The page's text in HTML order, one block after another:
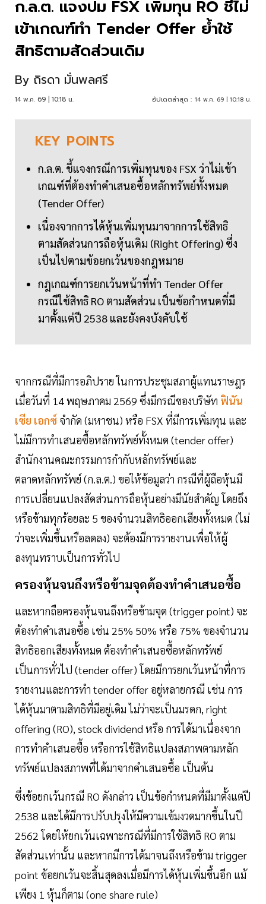
ก.ล.ต. แจงปม FSX เพิ่มทุน RO ชี้ไม่
เข้าเกณฑ์ทำ Tender Offer ย้ำใช้
สิทธิตามสัดส่วนเดิม
By ถิรดา มั่นพลศรี
14 พ.ค. 69 | 10:18 น. อัปเดตล่าสุด : 14 พ.ค. 69 | 10:18 น.
KEY POINTS
ก.ล.ต. ชี้แจงกรณีการเพิ่มทุนของ FSX ว่าไม่เข้า
เกณฑ์ที่ต้องทำคำเสนอซื้อหลักทรัพย์ทั้งหมด
(Tender Offer)
เนื่องจากการได้หุ้นเพิ่มทุนมาจากการใช้สิทธิ
ตามสัดส่วนการถือหุ้นเดิม (Right Offering) ซึ่ง
เป็นไปตามข้อยกเว้นของกฎหมาย
กฎเกณฑ์การยกเว้นหน้าที่ทำ Tender Offer
กรณีใช้สิทธิ RO ตามสัดส่วน เป็นข้อกำหนดที่มี
มาตั้งแต่ปี 2538 และยังคงบังคับใช้
จากกรณีที่มีการอภิปราย ในการประชุมสภาผู้แทนราษฎร
เมื่อวันที่ 14 พฤษภาคม 2569 ซึ่งมีกรณีของบริษัท ฟินัน
เซีย เอกซ์ จำกัด (มหาชน) หรือ FSX ที่มีการเพิ่มทุน และ
ไม่มีการทำเสนอซื้อหลักทรัพย์ทั้งหมด (tender offer)
สำนักงานคณะกรรมการกำกับหลักทรัพย์และ
ตลาดหลักทรัพย์ (ก.ล.ต.) ขอให้ข้อมูลว่า กรณีที่ผู้ถือหุ้นมี
การเปลี่ยนแปลงสัดส่วนการถือหุ้นอย่างมีนัยสำคัญ โดยถึง
หรือข้ามทุกร้อยละ 5 ของจำนวนสิทธิออกเสียงทั้งหมด (ไม่
ว่าจะเพิ่มขึ้นหรือลดลง) จะต้องมีการรายงานเพื่อให้ผู้
ลงทุนทราบเป็นการทั่วไป
ครองหุ้นจนถึงหรือข้ามจุดต้องทำคำเสนอซื้อ
และหากถือครองหุ้นจนถึงหรือข้ามจุด (trigger point) จะ
ต้องทำคำเสนอซื้อ เช่น 25% 50% หรือ 75% ของจำนวน
สิทธิออกเสียงทั้งหมด ต้องทำคำเสนอซื้อหลักทรัพย์
เป็นการทั่วไป (tender offer) โดยมีการยกเว้นหน้าที่การ
รายงานและการทำ tender offer อยู่หลายกรณี เช่น การ
ได้หุ้นมาตามสิทธิที่มีอยู่เดิม ไม่ว่าจะเป็นมรดก, right
offering (RO), stock dividend หรือ การได้มาเนื่องจาก
การทำคำเสนอซื้อ หรือการใช้สิทธิแปลงสภาพตามหลัก
ทรัพย์แปลงสภาพที่ได้มาจากคำเสนอซื้อ เป็นต้น
ซึ่งข้อยกเว้นกรณี RO ดังกล่าว เป็นข้อกำหนดที่มีมาตั้งแต่ปี
2538 และได้มีการปรับปรุงให้มีความเข้มงวดมากขึ้นในปี
2562 โดยให้ยกเว้นเฉพาะกรณีที่มีการใช้สิทธิ RO ตาม
สัดส่วนเท่านั้น และหากมีการได้มาจนถึงหรือข้าม trigger
point ข้อยกเว้นจะสิ้นสุดลงเมื่อมีการได้หุ้นเพิ่มขึ้นอีก แม้
เพียง 1 หุ้นก็ตาม (one share rule)